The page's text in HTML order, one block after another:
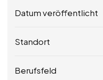
Datum veröffentlicht
Standort
Berufsfeld